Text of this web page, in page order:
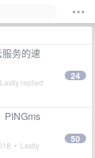
务的速
replied
24
PINGms
• Lastly
50